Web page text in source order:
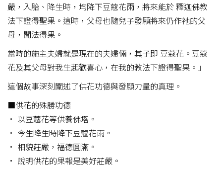
嚴，入胎、降生時，均降下豆蔻花雨，將來能於 釋迦佛教
法下證得聖果。這時，父母也隨兒子發願將來仍作祂的父
母，聞法得果。
當時的施主夫婦就是現在的夫婦倆，其子即 豆蔻花。豆蔻
花及其父母對我生起歡喜心，在我的教法下證得聖果。」
這個故事深刻闡述了供花功德與發願力量的真理。
■供花的殊勝功德
• 以豆蔻花等供養佛塔。
• 今生降生時降下豆蔻花雨。
• 相貌莊嚴，福德圓滿。
• 說明供花的果報是美好莊嚴。